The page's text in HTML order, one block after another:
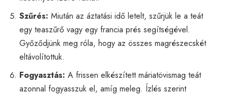
Szűrés: Miután az áztatási idő letelt, szűrjük le a teát
egy teaszűrő vagy egy francia prés segítségével.
Győződjünk meg róla, hogy az összes magrészecskét
eltávolítottuk.
Fogyasztás: A frissen elkészített máriatövismag teát
azonnal fogyasszuk el, amíg meleg. Ízlés szerint